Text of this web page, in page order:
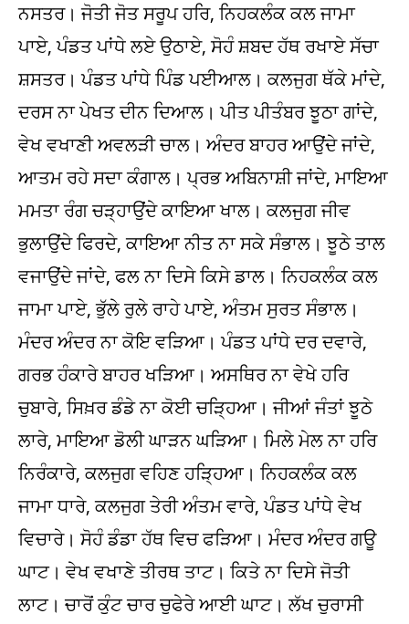
ਨਸਤਰ। ਜੋਤੀ ਜੋਤ ਸਰੂਪ ਹਰਿ, ਨਿਹਕਲੰਕ ਕਲ ਜਾਮਾ
ਪਾਏ, ਪੰਡਤ ਪਾਂਧੇ ਲਏ ਉਠਾਏ, ਸੋਹੰ ਸ਼ਬਦ ਹੱਥ ਰਖਾਏ ਸੱਚਾ
ਸ਼ਸਤਰ। ਪੰਡਤ ਪਾਂਧੇ ਪਿੰਡ ਪਈਆਲ। ਕਲਜੁਗ ਥੱਕੇ ਮਾਂਦੇ,
ਦਰਸ ਨਾ ਪੇਖਤ ਦੀਨ ਦਿਆਲ। ਪੀਤ ਪੀਤੰਬਰ ਝੂਠਾ ਗਾਂਦੇ,
ਵੇਖ ਵਖਾਣੀ ਅਵਲੜੀ ਚਾਲ। ਅੰਦਰ ਬਾਹਰ ਆਉਂਦੇ ਜਾਂਦੇ,
ਆਤਮ ਰਹੇ ਸਦਾ ਕੰਗਾਲ। ਪ੍ਰਭ ਅਬਿਨਾਸ਼ੀ ਜਾਂਦੇ, ਮਾਇਆ
ਮਮਤਾ ਰੰਗ ਚੜ੍ਹਾਉਂਦੇ ਕਾਇਆ ਖਾਲ। ਕਲਜੁਗ ਜੀਵ
ਭੁਲਾਉਂਦੇ ਫਿਰਦੇ, ਕਾਇਆ ਨੀਤ ਨਾ ਸਕੇ ਸੰਭਾਲ। ਝੂਠੇ ਤਾਲ
ਵਜਾਉਂਦੇ ਜਾਂਦੇ, ਫਲ ਨਾ ਦਿਸੇ ਕਿਸੇ ਡਾਲ। ਨਿਹਕਲੰਕ ਕਲ
ਜਾਮਾ ਪਾਏ, ਭੁੱਲੇ ਰੁਲੇ ਰਾਹੇ ਪਾਏ, ਅੰਤਮ ਸੁਰਤ ਸੰਭਾਲ।
ਮੰਦਰ ਅੰਦਰ ਨਾ ਕੋਇ ਵੜਿਆ। ਪੰਡਤ ਪਾਂਧੇ ਦਰ ਦਵਾਰੇ,
ਗਰਭ ਹੰਕਾਰੇ ਬਾਹਰ ਖੜਿਆ। ਅਸਥਿਰ ਨਾ ਵੇਖੇ ਹਰਿ
ਚੁਬਾਰੇ, ਸਿਖ਼ਰ ਡੰਡੇ ਨਾ ਕੋਈ ਚੜ੍ਹਿਆ। ਜੀਆਂ ਜੰਤਾਂ ਝੂਠੇ
ਲਾਰੇ, ਮਾਇਆ ਡੋਲੀ ਘਾੜਨ ਘੜਿਆ। ਮਿਲੇ ਮੇਲ ਨਾ ਹਰਿ
ਨਿਰੰਕਾਰੇ, ਕਲਜੁਗ ਵਹਿਣ ਹੜ੍ਹਿਆ। ਨਿਹਕਲੰਕ ਕਲ
ਜਾਮਾ ਧਾਰੇ, ਕਲਜੁਗ ਤੇਰੀ ਅੰਤਮ ਵਾਰੇ, ਪੰਡਤ ਪਾਂਧੇ ਵੇਖ
ਵਿਚਾਰੇ। ਸੋਹੰ ਡੰਡਾ ਹੱਥ ਵਿਚ ਫੜਿਆ। ਮੰਦਰ ਅੰਦਰ ਗਊ
ਘਾਟ। ਵੇਖ ਵਖਾਣੇ ਤੀਰਥ ਤਾਟ। ਕਿਤੇ ਨਾ ਦਿਸੇ ਜੋਤੀ
ਲਾਟ। ਚਾਰੋਂ ਕੁੰਟ ਚਾਰ ਚੁਫੇਰੇ ਆਈ ਘਾਟ। ਲੱਖ ਚੁਰਾਸੀ